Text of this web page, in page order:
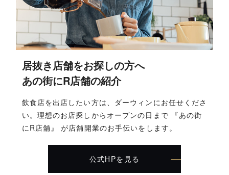
居抜き店舗をお探しの方へ
あの街にR店舗の紹介
飲食店を出店したい方は、ダーウィンにお任せくださ
い。理想のお店探しからオープンの日まで 『あの街
にR店舗』 が店舗開業のお手伝いをします。
公式HPを見る